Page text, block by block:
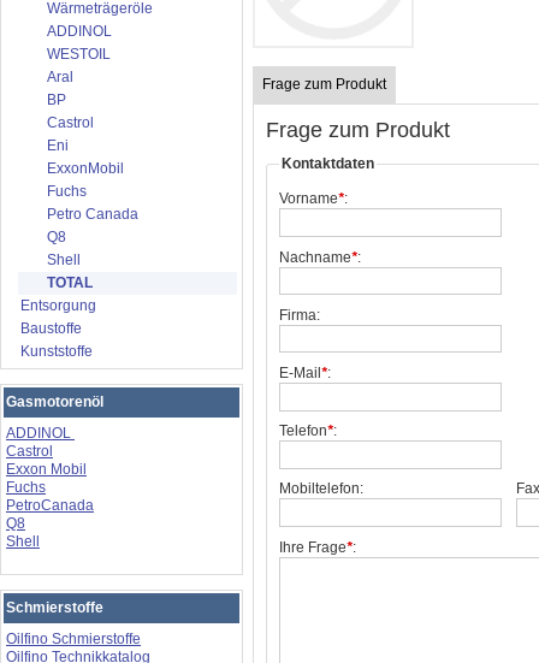
Frage zum Produkt
Frage zum Produkt
Kontaktdaten
Vorname*:
Nachname*:
Firma:
E-Mail *:
Telefon*:
Mobiltelefon:
Ihre Frage*:
Wärmeträgeröle
ADDINOL
WESTOIL
Aral
BP
Castrol
Eni
ExxonMobil
Fuchs
Petro Canada
Q8
Shell
TOTAL
Entsorgung
Baustoffe
Kunststoffe
Gasmotorenöl
ADDINOL
Castrol
Exxon Mobil
Fuchs
PetroCanada
Q8
Shell
Schmierstoffe
Oilfino Schmierstoffe
Oilfino Technikkatalog